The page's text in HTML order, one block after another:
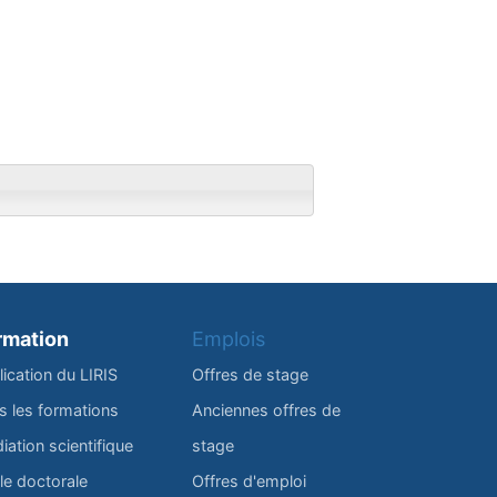
du LIRIS
les formations
scientifique
doctorale
Emplois
Offres de stage
Anciennes offres de
stage
Offres d'emploi